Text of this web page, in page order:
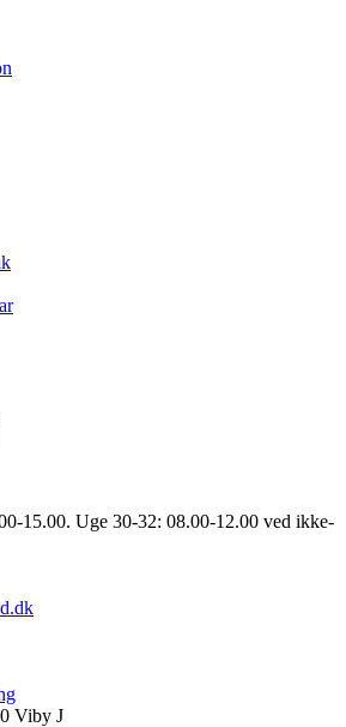
15.00. Uge 30-32: 08.00-12.00 ved ikke-
Viby J